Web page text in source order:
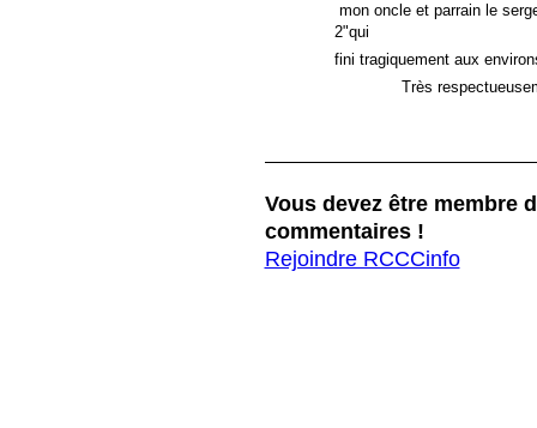
mon oncle et parrain le
2"qui
fini tragiquement aux
Très
Vous devez être membre
commentaires !
Rejoindre RCCCinfo